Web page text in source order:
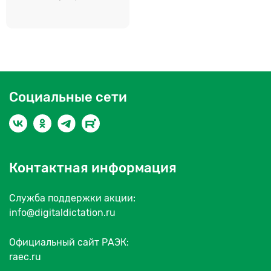
Социальные сети
Контактная информация
Служба поддержки акции:
info@digitaldictation.ru
Официальный сайт РАЭК:
raec.ru